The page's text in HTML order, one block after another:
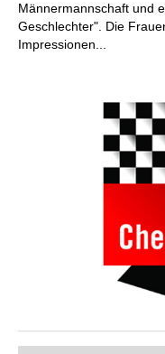
Männermannschaft und
Geschlechter". Die
Impressionen...